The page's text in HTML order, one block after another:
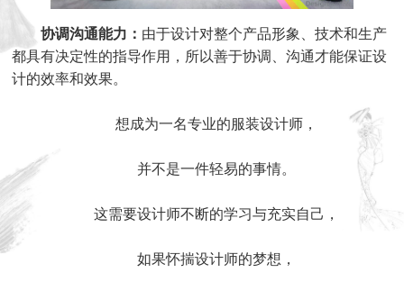
协调沟通能力： 由于设计对整个产品形象、技术和生产
都具有决定性的指导作用，所以善于协调、沟通才能保证设
计的效率和效果。
想成为一名专业的服装设计师，
并不是一件轻易的事情。
这需要设计师不断的学习与充实自己，
如果怀揣设计师的梦想，